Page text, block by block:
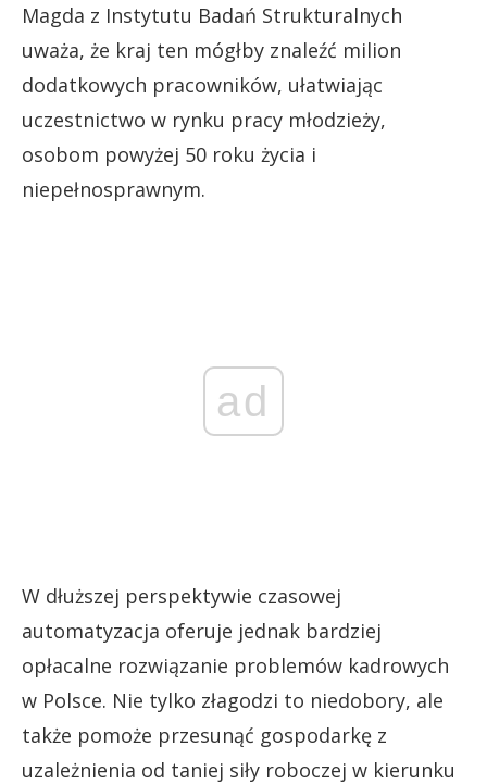
Magda z Instytutu Badań Strukturalnych
uważa, że kraj ten mógłby znaleźć milion
dodatkowych pracowników, ułatwiając
uczestnictwo w rynku pracy młodzieży,
osobom powyżej 50 roku życia i
niepełnosprawnym.
ad
W dłuższej perspektywie czasowej
automatyzacja oferuje jednak bardziej
opłacalne rozwiązanie problemów kadrowych
w Polsce. Nie tylko złagodzi to niedobory, ale
także pomoże przesunąć gospodarkę z
uzależnienia od taniej siły roboczej w kierunku